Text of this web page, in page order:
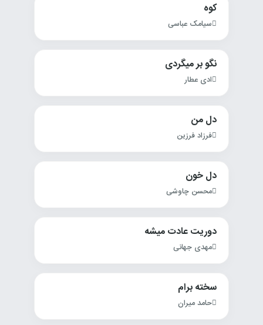
کوه
سیامک عباسی
نگو بر میگردی
ادی عطار
دل من
فرزاد فرزین
دل خون
محسن چاوشی
دوریت عادت میشه
مهدی جهانی
سخته برام
حامد میران